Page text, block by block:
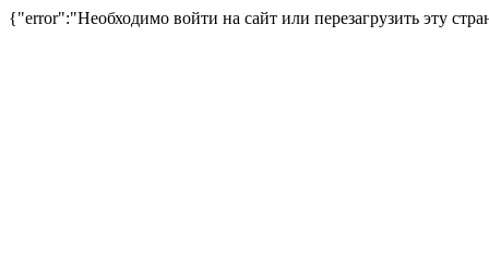
{"error":"Необходимо войти на сайт или перезагрузить эту